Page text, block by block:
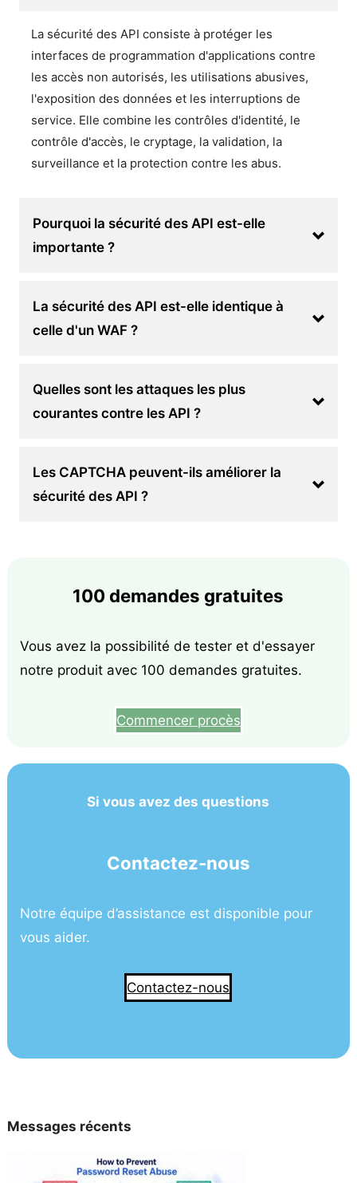
La sécurité des API consiste à protéger les
interfaces de programmation d'applications contre
les accès non autorisés, les utilisations abusives,
l'exposition des données et les interruptions de
service. Elle combine les contrôles d'identité, le
contrôle d'accès, le cryptage, la validation, la
surveillance et la protection contre les abus.
Pourquoi la sécurité des API est-elle
importante ?
La sécurité des API est-elle identique à
celle d'un WAF ?
Quelles sont les attaques les plus
courantes contre les API ?
Les CAPTCHA peuvent-ils améliorer la
sécurité des API ?
100 demandes gratuites
Vous avez la possibilité de tester et d'essayer
notre produit avec 100 demandes gratuites.
Commencer procès
Si vous avez des questions
Contactez-nous
Notre équipe d’assistance est disponible pour
vous aider.
Contactez-nous
Messages récents